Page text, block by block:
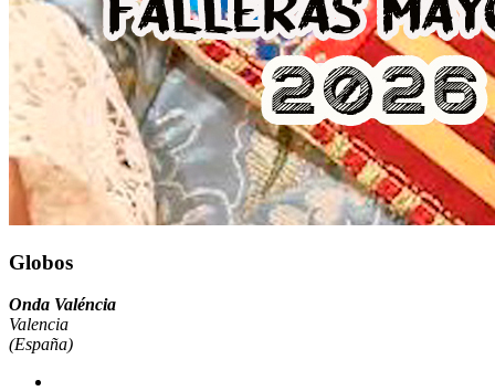
Globos
Onda Valéncia
Valencia
(España)